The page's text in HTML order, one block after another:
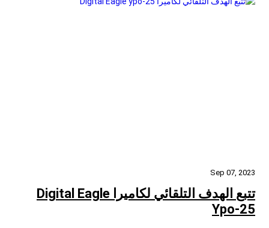
Sep 07, 2023
تتبع الهدف التلقائي لكاميرا Digital Eagle
Ypo-25